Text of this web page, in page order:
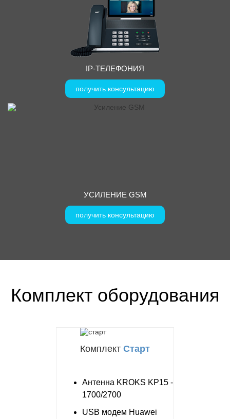
IP-ТЕЛЕФОНИЯ
получить консультацию
УСИЛЕНИЕ GSM
получить консультацию
Комплект оборудования
Комплект Старт
Антенна KROKS KP15 -
1700/2700
USB модем Huawei